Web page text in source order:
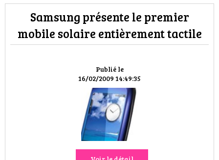
Publié le
16/02/2009 14:49:35
Samsung présente le premier
mobile solaire entièrement tactile